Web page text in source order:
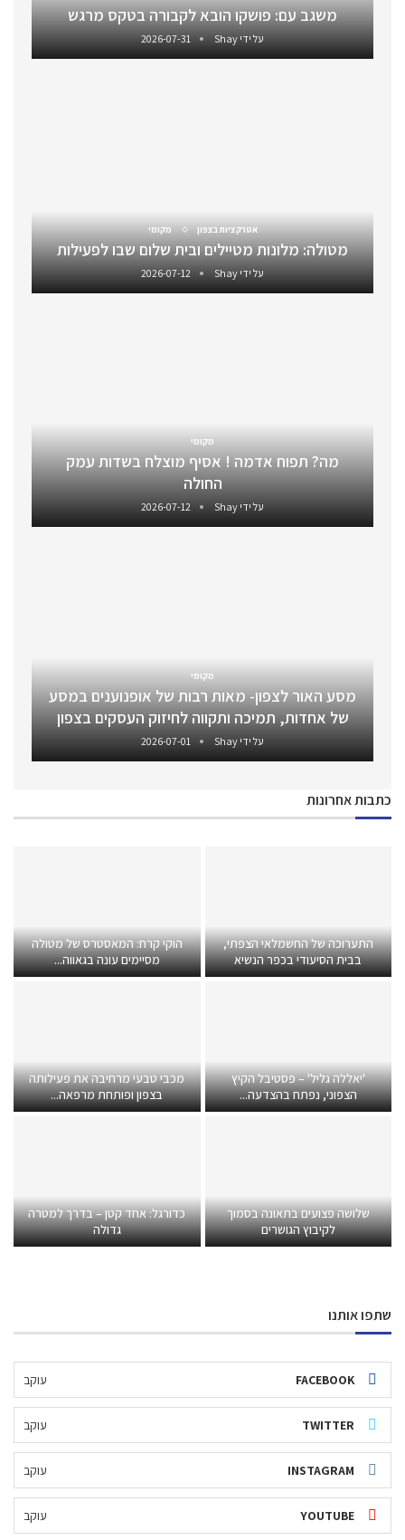
משגב עם: פושקו הובא לקבורה בטקס מרגש
על ידי Shay
2026-07-31
אטרקציות בצפון מקומי
מטולה: מלונות מטיילים ובית שלום שבו לפעילות
על ידי Shay
2026-07-12
מקומי
מה? תפוח אדמה ! אסיף מוצלח בשדות עמק
החולה
על ידי Shay
2026-07-12
מקומי
מסע האור לצפון- מאות רבות של אופנוענים במסע
של אחדות, תמיכה ותקווה לחיזוק העסקים בצפון
על ידי Shay
2026-07-01
כתבות אחרונות
התערוכה של החשמלאי הצפתי,
בבית הסיעודי בכפר הנשיא
הוקי קרח: המאסטרס של מטולה
מסיימים עונה בגאווה...
'יאללה גליל' – פסטיבל הקיץ
הצפוני, נפתח בהצדעה...
מכבי טבעי מרחיבה את פעילותה
בצפון ופותחת מרפאה...
שלושה פצועים בתאונה בסמוך
לקיבוץ הגושרים
כדורגל: אחד קטן – בדרך למטרה
גדולה
שתפו אותנו
FACEBOOK עוקב
TWITTER עוקב
INSTAGRAM עוקב
YOUTUBE עוקב